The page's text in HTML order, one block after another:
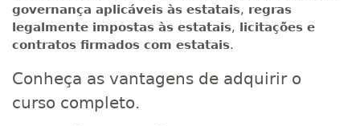
governança aplicáveis às estatais, regras
legalmente impostas às estatais, licitações e
contratos firmados com estatais.
Conheça as vantagens de adquirir o
curso completo.